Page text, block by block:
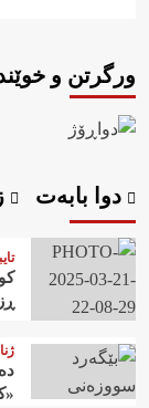
ورگرتن و
دوا بابەت